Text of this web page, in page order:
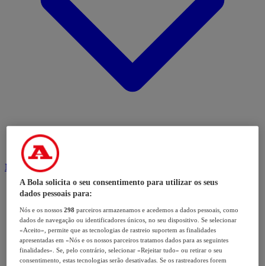
Modalidades
A Bola solicita o seu consentimento para utilizar os seus
dados pessoais para:
Nós e os nossos298 parceiros armazenamos e acedemos a dados pessoais, como
dados de navegação ou identificadores únicos, no seu dispositivo. Se selecionar
«Aceito», permite que as tecnologias de rastreio suportem as finalidades
apresentadas em «Nós e os nossos parceiros tratamos dados para as seguintes
finalidades». Se, pelo contrário, selecionar «Rejeitar tudo» ou retirar o seu
consentimento, estas tecnologias serão desativadas. Se os rastreadores forem